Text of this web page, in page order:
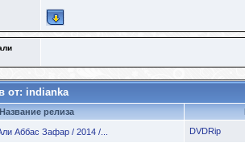
от: indianka
Название релиза
Аббас Зафар / 2014 /... DVDRip